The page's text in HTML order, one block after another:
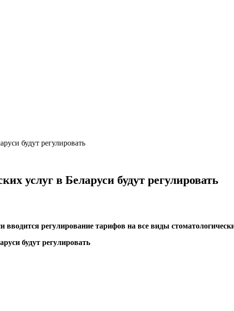
будут регулировать
услуг в Беларуси будут регулировать
регулирование тарифов на все виды